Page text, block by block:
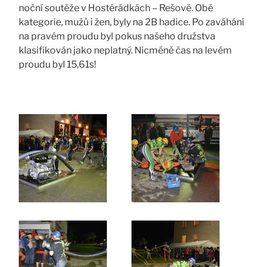
noční soutěže v Hostěrádkách – Rešově. Obě
kategorie, mužů i žen, byly na 2B hadice. Po zaváhání
na pravém proudu byl pokus našeho družstva
klasifikován jako neplatný. Nicméně čas na levém
proudu byl 15,61s!